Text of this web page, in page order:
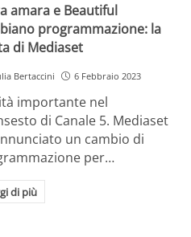
amara e Beautiful
programmazione: la
di Mediaset
Bertaccini 6 Febbraio 2023
importante nel
di Canale 5. Mediaset
un cambio di
per…
di più